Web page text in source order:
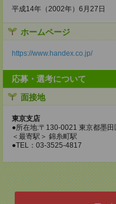
平成14年（2002年）6月27日
ホームページ
https://www.handex.co.jp/
応募・選考について
面接地
東京支店
●所在地:〒130-0021 東京都墨
＜最寄駅＞ 錦糸町駅
●TEL：03-3525-4817